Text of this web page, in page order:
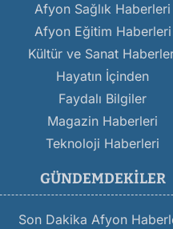
Afyon Sağlık Haberleri
Afyon Eğitim Haberleri
Kültür ve Sanat
Hayatın İçinden
Faydalı Bilgiler
Magazin Haberleri
Teknoloji Haberleri
GÜNDEMDEKILER
Son Dakika Afyon